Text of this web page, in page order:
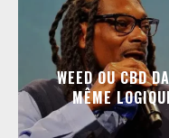
WEED OU CBD
MÊME